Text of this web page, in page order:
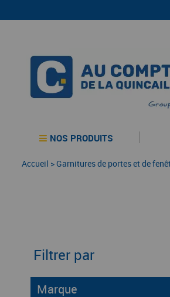
NOS PRODUITS
Accueil >Garnitures de portes et de
Filtrer par
Marque